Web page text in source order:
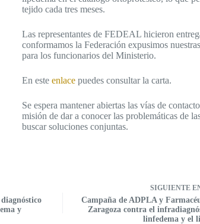
tejido cada tres meses.
Las representantes de FEDEAL hicieron
conformamos la Federación expusimos
para los funcionarios del Ministerio.
En este enlace puedes consultar la carta.
Se espera mantener abiertas las vías de
misión de dar a conocer las problemáticas de
buscar soluciones conjuntas.
y
SIGUIENTE
Campaña de ADPLA y
Zaragoza contra el
linfedema y el